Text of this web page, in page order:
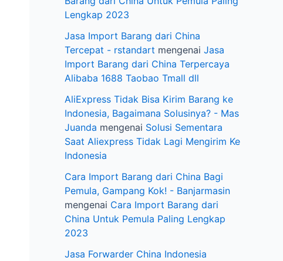
Lengkap 2023
Jasa Import Barang dari China
Tercepat - rstandart mengenai Jasa
Import Barang dari China Terpercaya
Alibaba 1688 Taobao Tmall dll
AliExpress Tidak Bisa Kirim Barang ke
Indonesia, Bagaimana Solusinya? - Mas
Juanda mengenai Solusi Sementara
Saat Aliexpress Tidak Lagi Mengirim Ke
Indonesia
Cara Import Barang dari China Bagi
Pemula, Gampang Kok! - Banjarmasin
mengenai Cara Import Barang dari
China Untuk Pemula Paling Lengkap
2023
Jasa Forwarder China Indonesia